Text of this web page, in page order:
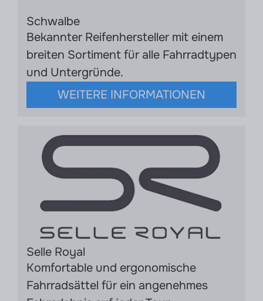
Schwalbe
Bekannter Reifenhersteller mit einem
breiten Sortiment für alle Fahrradtypen
und Untergründe.
WEITERE INFORMATIONEN
Selle Royal
Komfortable und ergonomische
Fahrradsättel für ein angenehmes